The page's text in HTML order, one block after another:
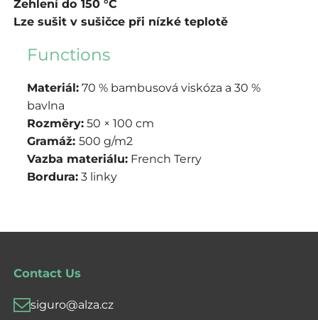
Žehlení do 150 °C
Lze sušit v sušičce při nízké teplotě
Functions
Materiál: 70 % bambusová viskóza a 30 %
bavlna
Rozměry: 50 × 100 cm
Gramáž: 500 g/m2
Vazba materiálu: French Terry
Bordura:3 linky
Contact Us
siguro@alza.cz